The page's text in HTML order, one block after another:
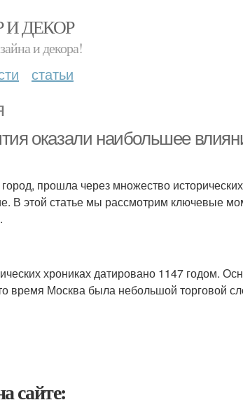
И ДЕКОР
и декора!
статьи
оказали наибольшее
прошла через множество
В этой статье мы рассмотрим ключевые
хрониках датировано 1147 годом.
время Москва была небольшой торговой
сайте: